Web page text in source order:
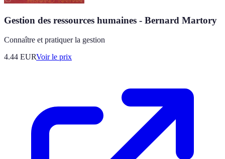
Gestion des ressources humaines - Bernard Martory
Connaître et pratiquer la gestion
4.44 EURVoir le prix